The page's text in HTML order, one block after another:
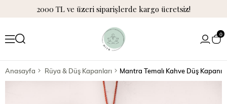
2000 TL ve üzeri siparişlerde kargo ücretsiz!
0
Anasayfa Rüya & Düş Kapanları Mantra Temalı Kahve Düş Kapanı